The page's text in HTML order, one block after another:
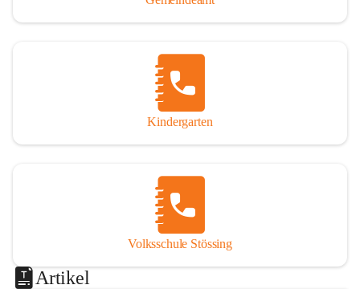
Kindergarten
Volksschule Stössing
Artikel